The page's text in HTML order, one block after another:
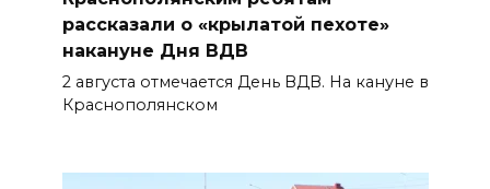
рассказали о «крылатой пехоте»
накануне Дня ВДВ
2 августа отмечается День ВДВ. На кануне в
Краснополянском